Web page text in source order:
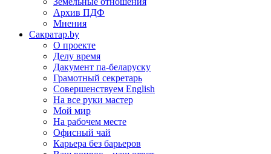
Архив ПДФ
Мнения
Сакратар.by
О проекте
Делу время
Дакумент па-беларуску
Грамотный секретарь
Совершенствуем English
На все руки мастер
Мой мир
На рабочем месте
Офисный чай
Карьера без барьеров